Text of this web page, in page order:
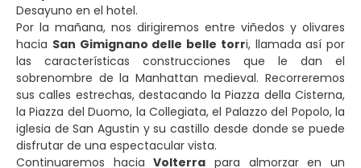
Desayuno en el hotel.
Por la mañana, nos dirigiremos entre viñedos y olivares
hacia San Gimignano delle belle torri, llamada así por
las características construcciones que le dan el
sobrenombre de la Manhattan medieval. Recorreremos
sus calles estrechas, destacando la Piazza della Cisterna,
la Piazza del Duomo, la Collegiata, el Palazzo del Popolo, la
iglesia de San Agustin y su castillo desde donde se puede
disfrutar de una espectacular vista.
Continuaremos haciaVolterra para almorzar en un